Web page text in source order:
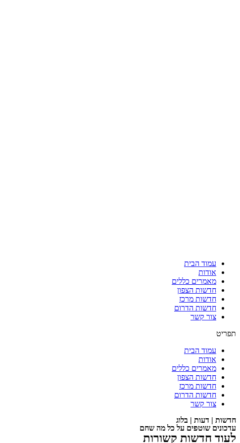
עמוד הבית
אודות
מאמרים כללים
חדשות הצפון
חדשות מרכז
חדשות הדרום
צור קשר
תפריט
עמוד הבית
אודות
מאמרים כללים
חדשות הצפון
חדשות מרכז
חדשות הדרום
צור קשר
חדשות | דעות | בלוג
עדכונים שוטפים על כל מה שחם
לעוד חדשות קשורות